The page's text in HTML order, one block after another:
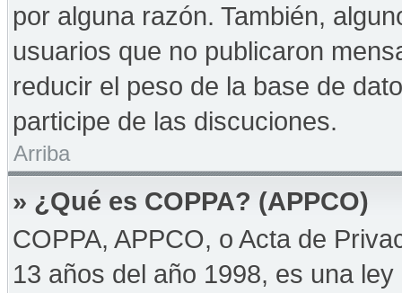
por alguna razón. También,
usuarios que no publicaron
reducir el peso de la base de
participe de las discuciones.
Arriba
» ¿Qué es COPPA? (APPCO)
COPPA, APPCO, o Acta de
13 años del año 1998, es una